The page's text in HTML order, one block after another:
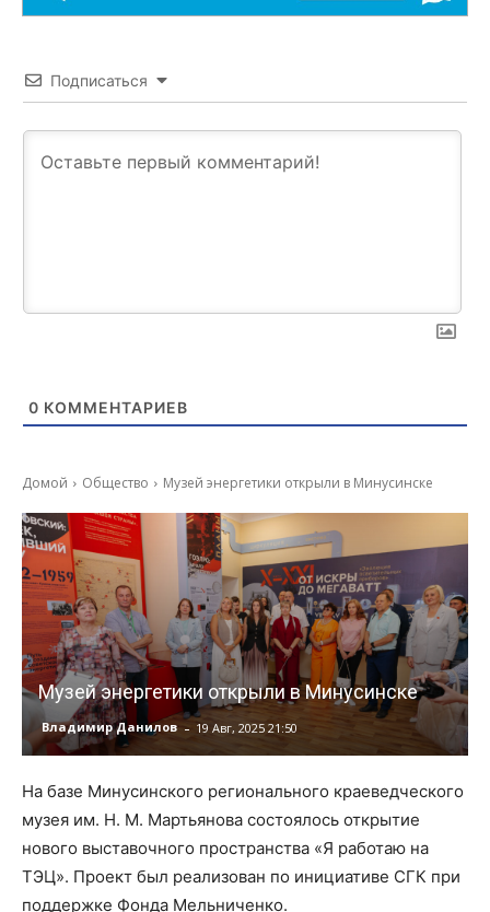
Подписаться
0 КОММЕНТАРИЕВ